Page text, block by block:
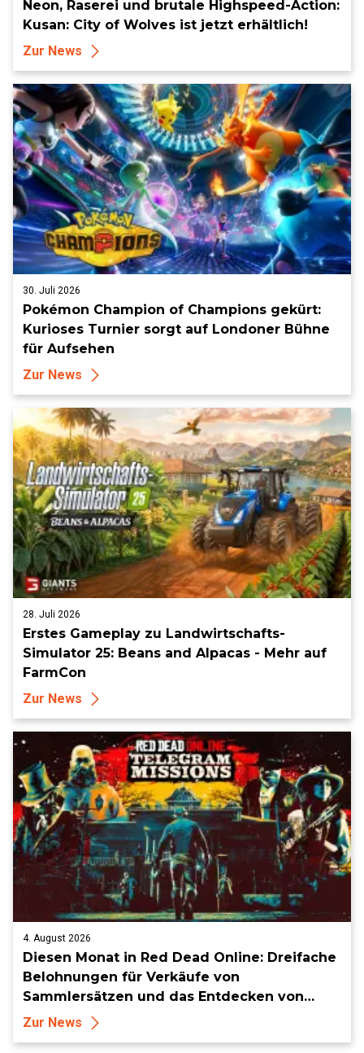
Neon, Raserei und brutale Highspeed-Action:
Kusan: City of Wolves ist jetzt erhältlich!
Zur News
30. Juli 2026
Pokémon Champion of Champions gekürt:
Kurioses Turnier sorgt auf Londoner Bühne
für Aufsehen
Zur News
28. Juli 2026
Erstes Gameplay zu Landwirtschafts-
Simulator 25: Beans and Alpacas - Mehr auf
FarmCon
Zur News
4. August 2026
Diesen Monat in Red Dead Online: Dreifache
Belohnungen für Verkäufe von
Sammlersätzen und das Entdecken von
Sammlerstücken, in Telegramm-Missionen
Zur News